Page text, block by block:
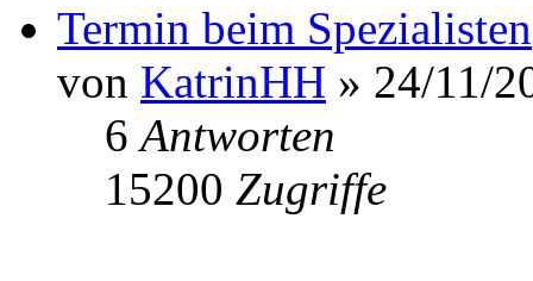
Termin beim Spezialisten
von KatrinHH » 24/11/
6Antworten
15200 Zugriffe